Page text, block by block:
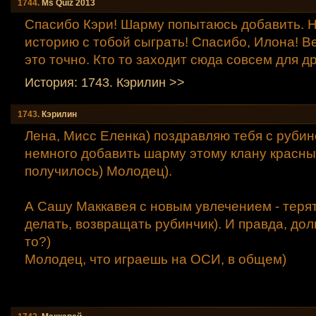
1744. Мs Quiz 2013
Спасибо Кэри! Шарму попытаюсь добавить.
историю с тобой сыграть! Спасибо, Илона!
это точно. Кто то заходит сюда совсем для
История: 1743. Кэрилин >>
1743. Кэрилин
Лена, Мисс Еленка) поздравляю тебя с
немного добавить шарму этому клану
получилось) Молодец).
А Сашу Маккавея с новым увлечением -
делать, возвращать рубинчик). И правда,
то?)
Молодец, что играешь на ОСИ, в общем)